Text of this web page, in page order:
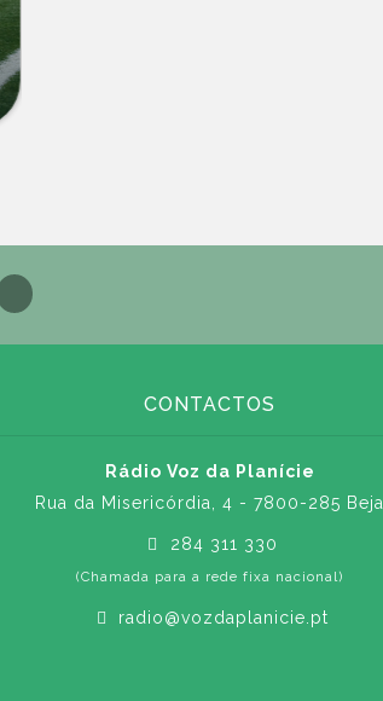
CONTACTOS
Rádio Voz da Planície
Rua da Misericórdia, 4 - 7800-285 Beja
284 311 330
(Chamada para a rede fixa nacional)
radio@vozdaplanicie.pt